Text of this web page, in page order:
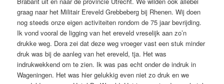
graag naar het Militair Ereveld Grebbeberg bij Rhenen. Wij doen
nog steeds onze eigen activiteiten rondom de 75 jaar bevrijding.
Ik vond vooral de ligging van het ereveld vreselijk aan zo’n
drukke weg. Dora zei dat deze weg vroeger vast een stuk minder
druk was bij de aanleg van het ereveld, tja. Het was
indrukwekkend om te zien. Ik was pas echt onder de indruk in
Wageningen. Het was hier gelukkig even niet zo druk en we